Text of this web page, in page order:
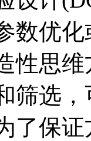
数优
性思
筛选
了保